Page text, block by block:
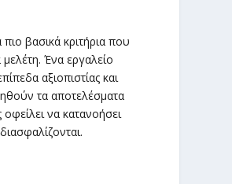
βασικά κριτήρια που
Ένα εργαλείο
αξιοπιστίας και
τα αποτελέσματα
να κατανοήσει